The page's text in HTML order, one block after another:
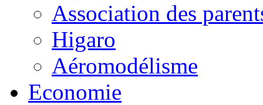
Association des
Higaro
Aéromodélisme
Economie